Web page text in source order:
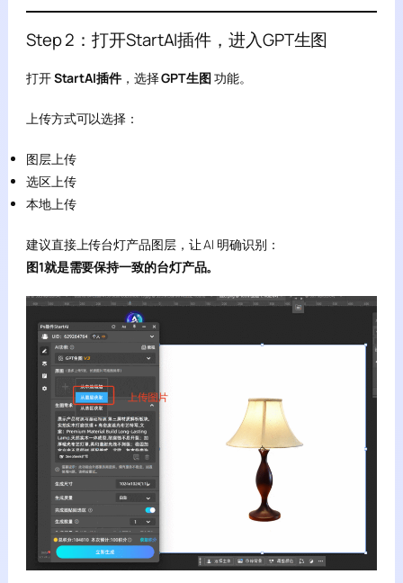
Step 2：打开StartAI插件，进入GPT生图
打开StartAI插件，选择GPT生图 功能。
上传方式可以选择：
图层上传
选区上传
本地上传
建议直接上传台灯产品图层，让 AI 明确识别：
图1就是需要保持一致的台灯产品。